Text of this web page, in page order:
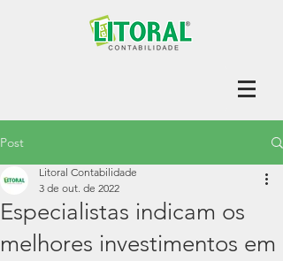
Post
Especialistas indicam os
melhores investimentos em
Litoral Contabilidade
3 de out. de 2022